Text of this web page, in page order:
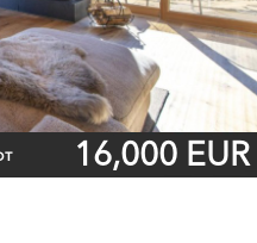
16,000 EUR